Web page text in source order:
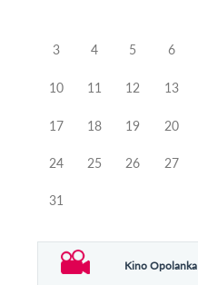
3 4 5 6
10 11 12 13
17 18 19 20
24 25 26 27
31
Kino Opolanka